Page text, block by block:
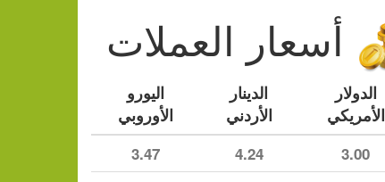
أسعار العملات
الدولار
الأمريكي
الدينار
الأردني
اليورو
الأوروبي
3.00
4.24
3.47